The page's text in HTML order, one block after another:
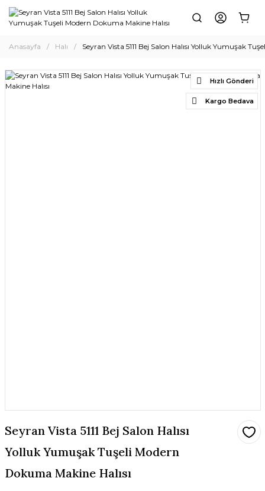
Anasayfa Halı Seyran Vista 5111 Bej Salon Halısı Yolluk Yumuşak
Hızlı Gönderi
Kargo Bedava
Seyran Vista 5111 Bej Salon Halısı
Yolluk Yumuşak Tuşeli Modern
Dokuma Makine Halısı